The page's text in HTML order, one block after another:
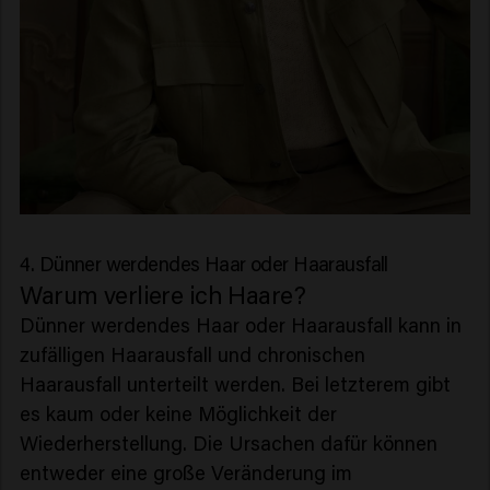
4. Dünner werdendes Haar oder Haarausfall
Warum verliere ich Haare?
Dünner werdendes Haar oder Haarausfall kann in
zufälligen Haarausfall und chronischen
Haarausfall unterteilt werden. Bei letzterem gibt
es kaum oder keine Möglichkeit der
Wiederherstellung. Die Ursachen dafür können
entweder eine große Veränderung im